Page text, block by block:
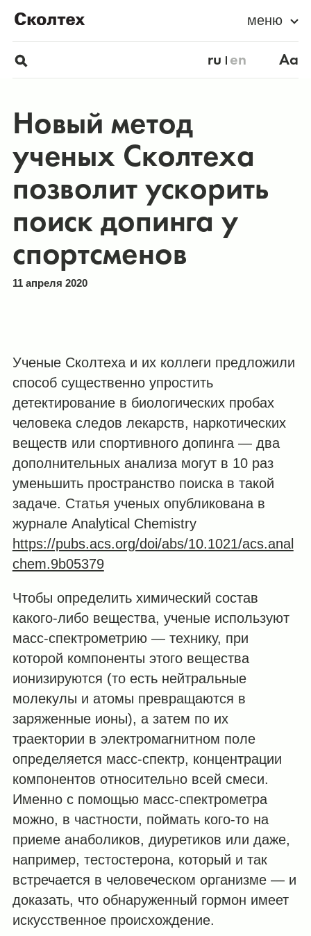
меню
ru en Aa
Новый метод
ученых Сколтеха
позволит ускорить
поиск допинга у
спортсменов
11 апреля 2020
Ученые Сколтеха и их коллеги предложили
способ существенно упростить
детектирование в биологических пробах
человека следов лекарств, наркотических
веществ или спортивного допинга — два
дополнительных анализа могут в 10 раз
уменьшить пространство поиска в такой
задаче. Статья ученых опубликована в
журнале Analytical Chemistry
https://pubs.acs.org/doi/abs/10.1021/acs.anal
chem.9b05379
Чтобы определить химический состав
какого-либо вещества, ученые используют
масс-спектрометрию — технику, при
которой компоненты этого вещества
ионизируются (то есть нейтральные
молекулы и атомы превращаются в
заряженные ионы), а затем по их
траектории в электромагнитном поле
определяется масс-спектр, концентрации
компонентов относительно всей смеси.
Именно с помощью масс-спектрометра
можно, в частности, поймать кого-то на
приеме анаболиков, диуретиков или даже,
например, тестостерона, который и так
встречается в человеческом организме — и
доказать, что обнаруженный гормон имеет
искусственное происхождение.